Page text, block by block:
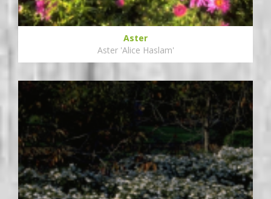
Aster
Aster 'Alice Haslam'